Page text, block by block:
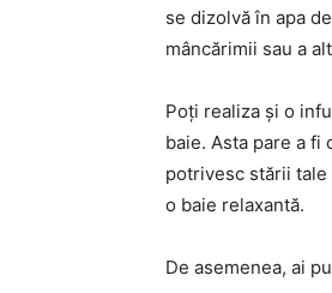
se dizolvă în apa
mâncărimii sau a
Poți realiza și o
baie. Asta pare a fi
potrivesc stării tale
o baie relaxantă.
De asemenea, ai